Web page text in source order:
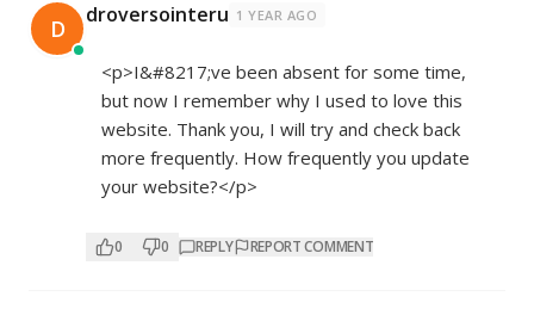
D droversointeru 1 YEAR AGO
<p>I&#8217;ve been absent for some time,
but now I remember why I used to love this
website. Thank you, I will try and check back
more frequently. How frequently you update
your website?</p>
0 0 REPLY REPORT COMMENT